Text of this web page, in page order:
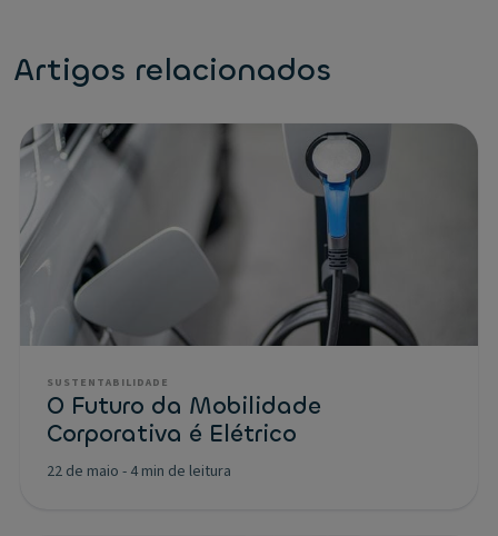
Artigos relacionados
SUSTENTABILIDADE
O Futuro da Mobilidade
Corporativa é Elétrico
22 de maio - 4 min de leitura